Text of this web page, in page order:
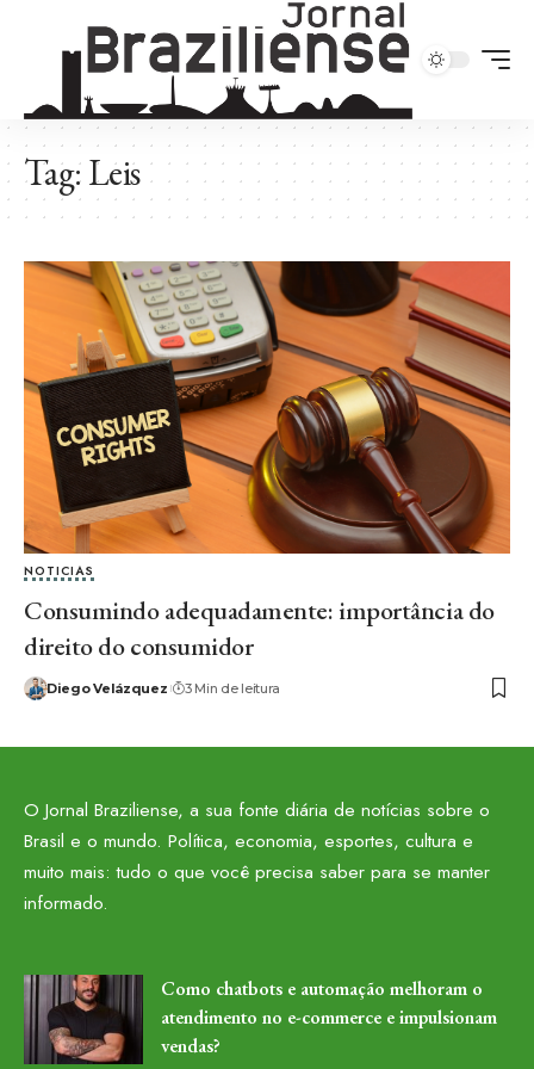
Tag:Leis
NOTICIAS
Consumindo adequadamente: importância do
direito do consumidor
Diego Velázquez 3 Min de leitura
O Jornal Braziliense, a sua fonte diária de notícias sobre o
Brasil e o mundo. Política, economia, esportes, cultura e
muito mais: tudo o que você precisa saber para se manter
informado.
Como chatbots e automação melhoram o
atendimento no e-commerce e impulsionam
vendas?